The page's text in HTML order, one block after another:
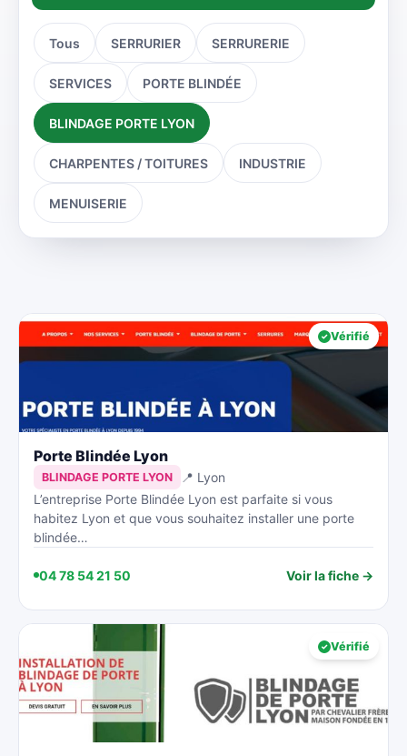
Tous SERRURIER SERRURERIE
SERVICES PORTE BLINDÉE
BLINDAGE PORTE LYON
CHARPENTES / TOITURES INDUSTRIE
MENUISERIE
Vérifié
Porte Blindée Lyon
BLINDAGE PORTE LYON
📍 Lyon
L’entreprise Porte Blindée Lyon est parfaite si vous
habitez Lyon et que vous souhaitez installer une porte
blindée…
04 78 54 21 50 Voir la fiche →
Vérifié